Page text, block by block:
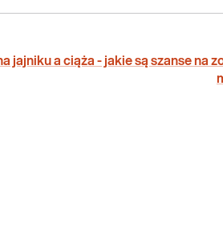
jajniku a ciąża - jakie są szanse na